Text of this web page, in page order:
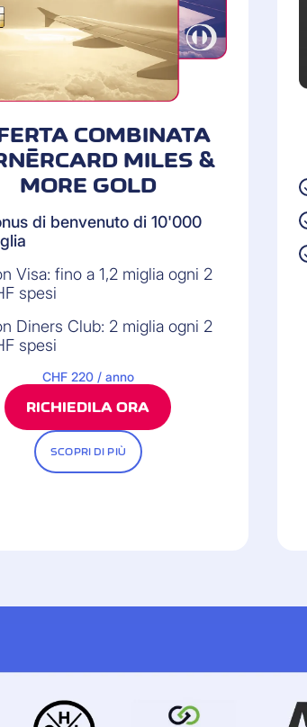
COMBINATA
MILES &
MORE GOLD
di benvenuto di 10'000
Visa: fino a 1,2 miglia ogni 2
spesi
Diners Club: 2 miglia ogni 2
spesi
CHF 220 / anno
RICHIEDILA ORA
SCOPRI DI PIÙ